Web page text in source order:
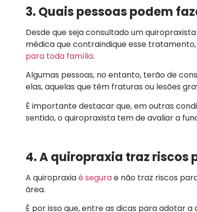
3. Quais pessoas podem
Desde que seja consultado um
médica que contraindique esse
para toda família.
Algumas pessoas, no entanto, terão de
elas, aquelas que têm fraturas ou lesões
É importante destacar que, em outras
sentido, o quiropraxista tem de avaliar a
4. A quiropraxia traz riscos
A quiropraxiaé segurae não traz riscos
área.
É por isso que, entre as dicas para adotar